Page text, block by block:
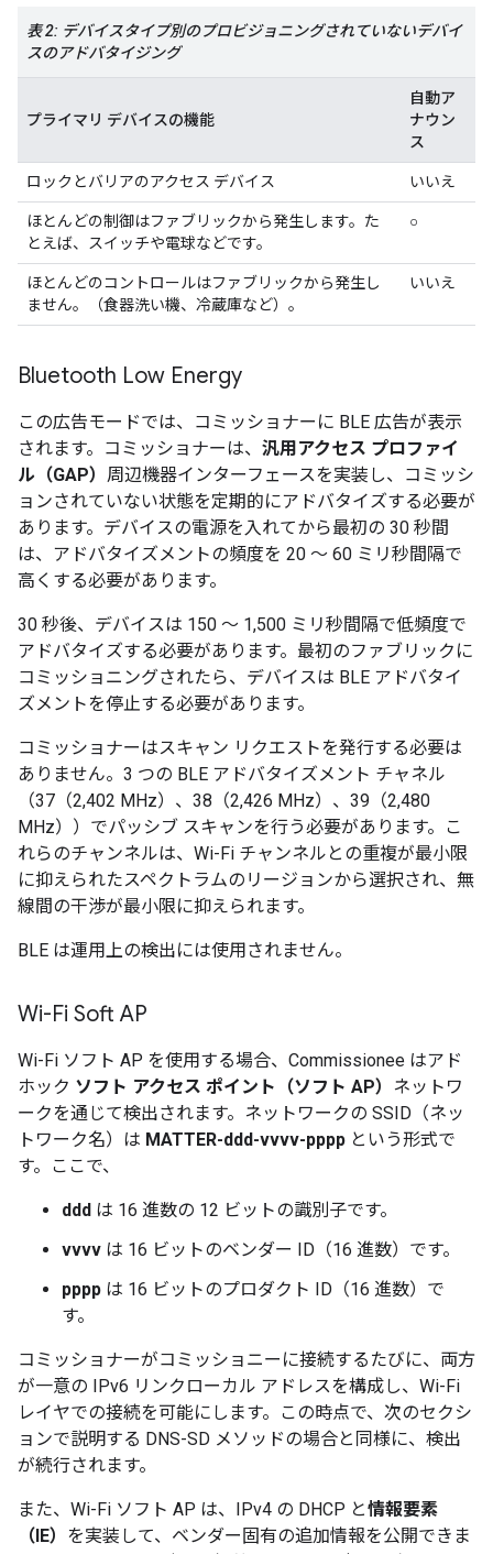
表 2: デバイスタイプ別のプロビジョニングされていないデバイ
スのアドバタイジング
プライマリ デバイスの機能
自動ア
ナウン
ス
ロックとバリアのアクセス デバイス いいえ
ほとんどの制御はファブリックから発生します。た
とえば、スイッチや電球などです。
○
ほとんどのコントロールはファブリックから発生し
ません。（食器洗い機、冷蔵庫など）。
いいえ
Bluetooth Low Energy
この広告モードでは、コミッショナーに BLE 広告が表示
されます。コミッショナーは、 汎用アクセス プロファイ
ル（GAP） 周辺機器インターフェースを実装し、コミッシ
ョンされていない状態を定期的にアドバタイズする必要が
あります。デバイスの電源を入れてから最初の 30 秒間
は、アドバタイズメントの頻度を 20 ～ 60 ミリ秒間隔で
高くする必要があります。
30 秒後、デバイスは 150 ～ 1,500 ミリ秒間隔で低頻度で
アドバタイズする必要があります。最初のファブリックに
コミッショニングされたら、デバイスは BLE アドバタイ
ズメントを停止する必要があります。
コミッショナーはスキャン リクエストを発行する必要は
ありません。3 つの BLE アドバタイズメント チャネル
（37（2,402 MHz）、38（2,426 MHz）、39（2,480
MHz））でパッシブ スキャンを行う必要があります。こ
れらのチャンネルは、Wi-Fi チャンネルとの重複が最小限
に抑えられたスペクトラムのリージョンから選択され、無
線間の干渉が最小限に抑えられます。
BLE は運用上の検出には使用されません。
Wi-Fi Soft AP
Wi-Fi ソフト AP を使用する場合、Commissionee はアド
ホック ソフト アクセス ポイント（ソフト AP）
ネットワ
ークを通じて検出されます。ネットワークの SSID（ネッ
トワーク名）は MATTER-ddd-vvvv-pppp という形式で
す。ここで、
ddd は 16 進数の 12 ビットの識別子です。
vvvv は 16 ビットのベンダー ID（16 進数）です。
pppp は 16 ビットのプロダクト ID（16 進数）で
す。
コミッショナーがコミッショニーに接続するたびに、両方
が一意の IPv6 リンクローカル アドレスを構成し、Wi-Fi
レイヤでの接続を可能にします。この時点で、次のセクシ
ョンで説明する DNS-SD メソッドの場合と同様に、検出
が続行されます。
また、Wi-Fi ソフト AP は、IPv4 の DHCP と情報要素
（IE） を実装して、ベンダー固有の追加情報を公開できま